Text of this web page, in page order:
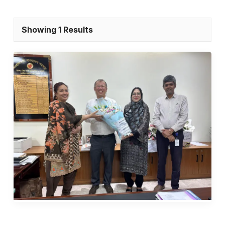
Showing 1 Results